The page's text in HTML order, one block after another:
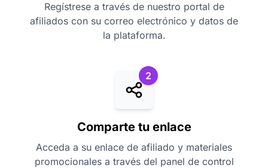
Regístrese a través de nuestro portal de
afiliados con su correo electrónico y datos de
la plataforma.
2
Comparte tu enlace
Acceda a su enlace de afiliado y materiales
promocionales a través del panel de control